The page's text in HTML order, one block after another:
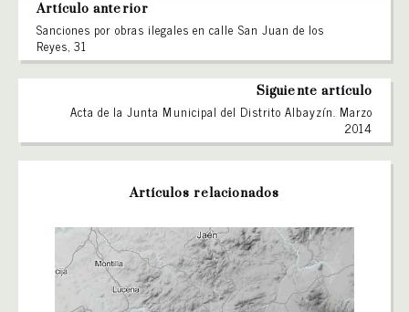
Artículo anterior
Sanciones por obras ilegales en calle San Juan de los
Reyes, 31
Siguiente artículo
Acta de la Junta Municipal del Distrito Albayzín. Marzo
2014
Artículos relacionados